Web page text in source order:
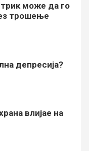
може да го
трошење
депресија?
влијае на